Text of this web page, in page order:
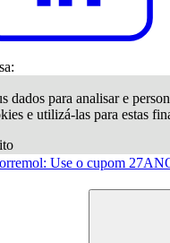
dados para analisar e
e utilizá-las para estas
Use o cupom